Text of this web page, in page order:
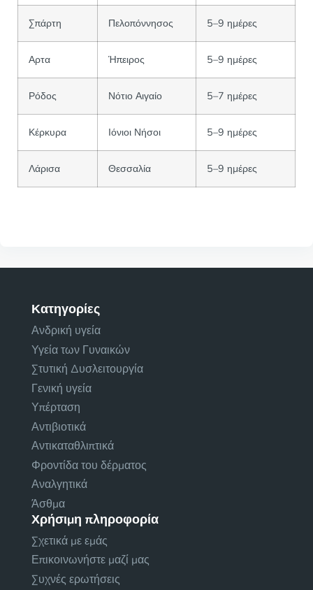
Σπάρτη Πελοπόννησος 5–9 ημέρες
Αρτα Ήπειρος 5–9 ημέρες
Ρόδος Νότιο Αιγαίο 5–7 ημέρες
Κέρκυρα Ιόνιοι Νήσοι 5–9 ημέρες
Λάρισα Θεσσαλία 5–9 ημέρες
Κατηγορίες
Ανδρική υγεία
Υγεία των Γυναικών
Στυτική Δυσλειτουργία
Γενική υγεία
Υπέρταση
Αντιβιοτικά
Αντικαταθλιπτικά
Φροντίδα του δέρματος
Αναλγητικά
Άσθμα
Χρήσιμη πληροφορία
Σχετικά με εμάς
Επικοινωνήστε μαζί μας
Συχνές ερωτήσεις